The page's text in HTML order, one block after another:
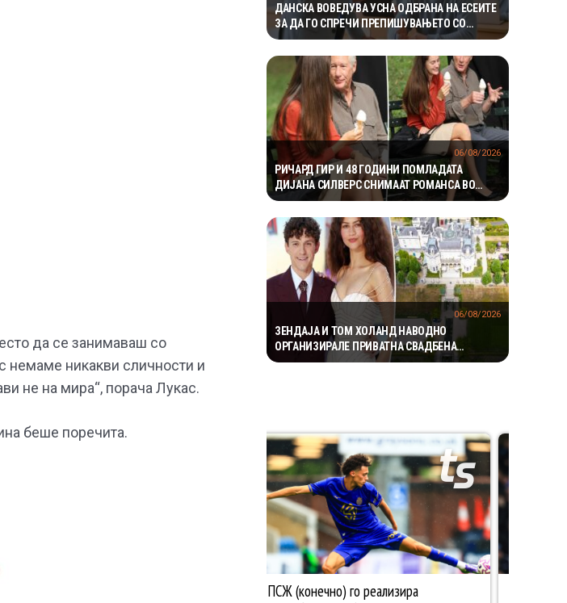
да се занимаваш со
немаме никакви сличности и
не на мира“, порача Лукас.
беше поречита.
ДАНСКА ВОВЕДУВА УСНА ОДБРАНА НА ЕСЕИТЕ
ЗА ДА ГО СПРЕЧИ ПРЕПИШУВАЊЕТО СО
ВЕШТАЧКА ИНТЕЛИГЕНЦИЈА
РИЧАРД ГИР И 48 ГОДИНИ ПОМЛАДАТА
ДИЈАНА СИЛВЕРС СНИМААТ РОМАНСА ВО
ЊУЈОРК
06/08/2026
ЗЕНДАЈА И ТОМ ХОЛАНД НАВОДНО
ОРГАНИЗИРАЛЕ ПРИВАТНА СВАДБЕНА
ПРОСЛАВА ВО АНГЛИЈА, ОТКАКО ТАЈНО СЕ
06/08/2026